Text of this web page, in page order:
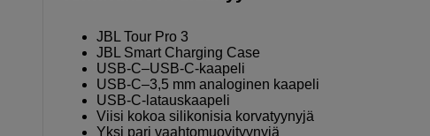
JBL Tour Pro 3
JBL Smart Charging Case
USB-C–USB-C-kaapeli
USB-C–3,5 mm analoginen kaapeli
USB-C-latauskaapeli
Viisi kokoa silikonisia korvatyynyjä
Yksi pari vaahtomuovityynyjä